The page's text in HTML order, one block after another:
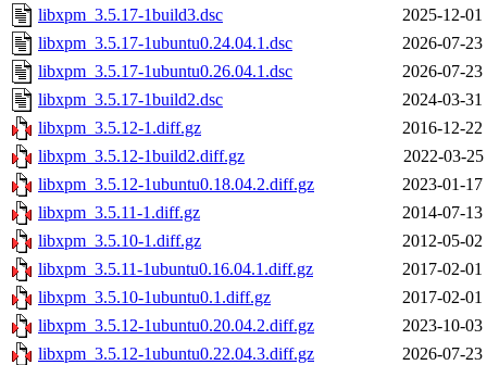
libxpm_3.5.17-1build3.dsc
2025-12-01
libxpm_3.5.17-1ubuntu0.24.04.1.dsc
2026-07-23
libxpm_3.5.17-1ubuntu0.26.04.1.dsc
2026-07-23
libxpm_3.5.17-1build2.dsc
2024-03-31
libxpm_3.5.12-1.diff.gz
2016-12-22
libxpm_3.5.12-1build2.diff.gz
2022-03-25
libxpm_3.5.12-1ubuntu0.18.04.2.diff.gz
2023-01-17
libxpm_3.5.11-1.diff.gz
2014-07-13
libxpm_3.5.10-1.diff.gz
2012-05-02
libxpm_3.5.11-1ubuntu0.16.04.1.diff.gz
2017-02-01
libxpm_3.5.10-1ubuntu0.1.diff.gz
2017-02-01
libxpm_3.5.12-1ubuntu0.20.04.2.diff.gz
2023-10-03
libxpm_3.5.12-1ubuntu0.22.04.3.diff.gz
2026-07-23